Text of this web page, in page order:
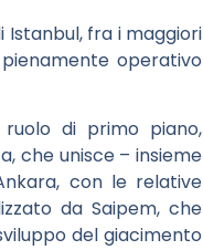
fra i maggiori
operativo
di primo piano,
che unisce – insieme
con le relative
da Saipem, che
del giacimento